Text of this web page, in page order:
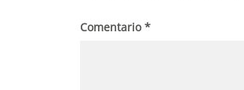
Comentario*